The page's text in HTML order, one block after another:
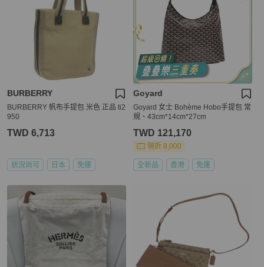
BURBERRY
BURBERRY 帆布手提包 米色 正品 ti2
950
TWD 6,713
狀況尚可 日本 免運
Goyard
Goyard 女士 Bohème Hobo手提包 常
規、43cm*14cm*27cm
TWD 121,170
現折 8,000
全新品 香港 免運